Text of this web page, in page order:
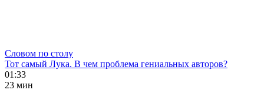
Словом по столу
Тот самый Лука. В чем проблема гениальных авторов?
01:33
23 мин